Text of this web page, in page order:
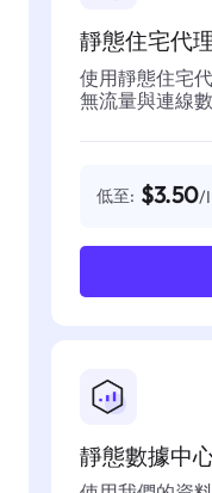
靜態住宅代
使用靜態住宅
無流量與連線數
低至: $3.50/
靜態數據中